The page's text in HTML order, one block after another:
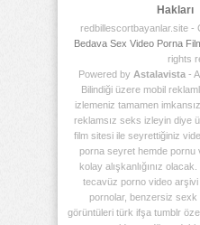
Hakları
redbillescortbayanlar.site -
Bedava Sex Video Porna
rights
Powered by Astalavista-
Bilindiği üzere mobil
izlemeniz tamamen
reklamsız seks izleyin diye
film sitesi ile seyrettiğiniz
porna seyret hemde pornu
kolay alışkanlığınız
tecavüz porno video arşivi
pornolar, benzersiz sexk
görüntüleri türk ifşa tumblr